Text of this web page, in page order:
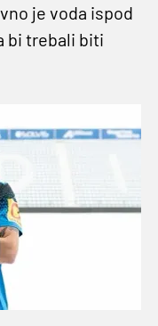
je voda ispod
bi trebali biti